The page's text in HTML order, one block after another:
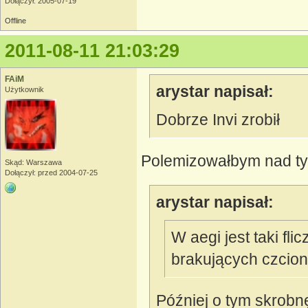
Offline
2011-08-11 21:03:29
FAiM
Użytkownik
Skąd: Warszawa
Dołączył: przed 2004-07-25
arystar napisał:
Dobrze Invi zrobił
Polemizowałbym nad
arystar napisał:
W aegi jest taki
brakujących
Później o tym